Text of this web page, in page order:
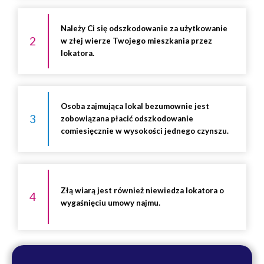
Należy Ci się odszkodowanie za użytkowanie
w złej wierze Twojego mieszkania przez
lokatora.
2
3
Osoba zajmująca lokal bezumownie jest
zobowiązana płacić odszkodowanie
comiesięcznie w wysokości jednego czynszu.
Złą wiarą jest również niewiedza lokatora o
wygaśnięciu umowy najmu.
4